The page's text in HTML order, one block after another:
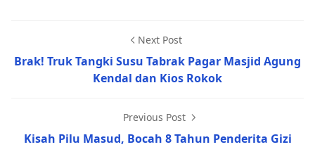
Next Post
Brak! Truk Tangki Susu Tabrak Pagar Masjid Agung
Kendal dan Kios Rokok
Previous Post
Kisah Pilu Masud, Bocah 8 Tahun Penderita Gizi